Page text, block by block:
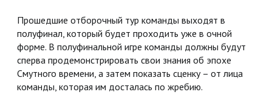
Прошедшие отборочный тур команды выходят в
полуфинал, который будет проходить уже в очной
форме. В полуфинальной игре команды должны будут
сперва продемонстрировать свои знания об эпохе
Смутного времени, а затем показать сценку – от лица
команды, которая им досталась по жребию.